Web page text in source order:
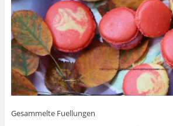
Gesammelte Fuellungen